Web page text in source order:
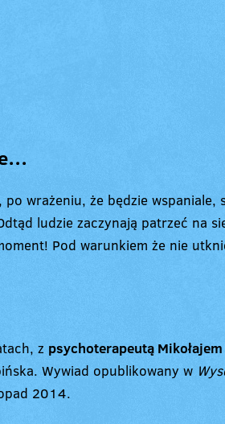
po wrażeniu, że będzie wspaniale,
ludzie zaczynają patrzeć na
Pod warunkiem że nie
z psychoterapeutą Mikołajem
Wywiad opublikowany w
2014.